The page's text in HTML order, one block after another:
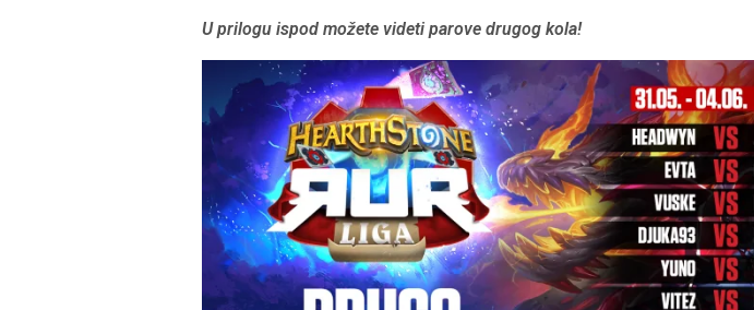
U prilogu ispod možete videti parove drugog kola!